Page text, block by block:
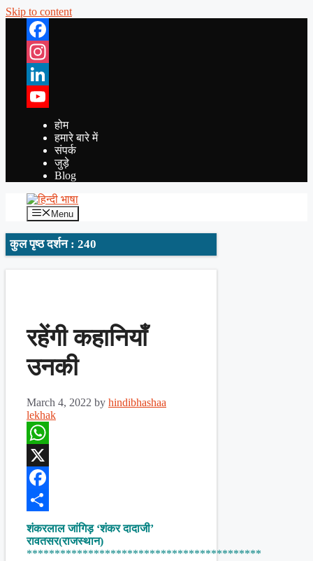
Skip to content
Facebook
Instagram
LinkedIn
YouTube
होम
हमारे बारे में
संपर्क
जुड़े
Blog
Menu
कुल पृष्ठ दर्शन : 240
रहेंगी कहानियाँ
उनकी
March 4, 2022 by hindibhashaa
lekhak
WhatsApp
X
Facebook
Share
शंकरलाल जांगिड़ ‘शंकर दादाजी’
रावतसर(राजस्थान)
******************************************